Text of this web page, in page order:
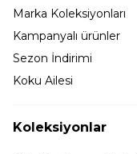
Marka Koleksiyonları
Kampanyalı ürünler
Sezon İndirimi
Koku Ailesi
Koleksiyonlar